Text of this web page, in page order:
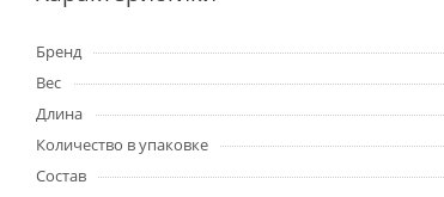
Бренд
Вес
Длина
Количество в упаковке
Состав